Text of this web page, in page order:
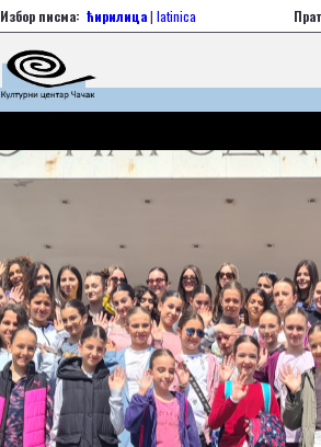
Избор писма: ћирилица| latinica